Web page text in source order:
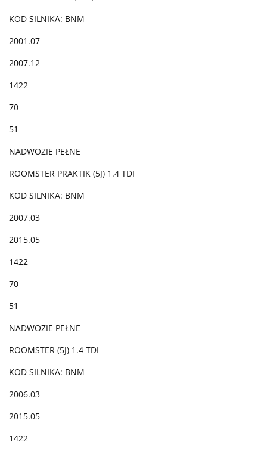
KOD SILNIKA: BNM
2001.07
2007.12
1422
70
51
NADWOZIE PEŁNE
ROOMSTER PRAKTIK (5J) 1.4 TDI
KOD SILNIKA: BNM
2007.03
2015.05
1422
70
51
NADWOZIE PEŁNE
ROOMSTER (5J) 1.4 TDI
KOD SILNIKA: BNM
2006.03
2015.05
1422